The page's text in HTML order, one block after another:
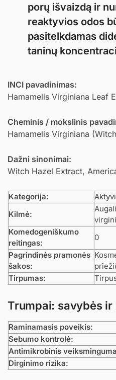
porų išvaizdą ir
reaktyvios odos
pasitelkdamas
taninų
INCI pavadinimas:
Hamamelis Virginiana Leaf
Cheminis / mokslinis
Hamamelis Virginiana
Dažni sinonimai:
Witch Hazel Extract,
Kategorija:
Kilmė:
Komedogeniškumo
reitingas:
0
Pagrindinės pramonės
šakos:
Tirpumas:
Trumpai: savybės ir
Raminamasis poveikis:
Sebumo kontrolė:
Antimikrobinis
Dirginimo rizika: